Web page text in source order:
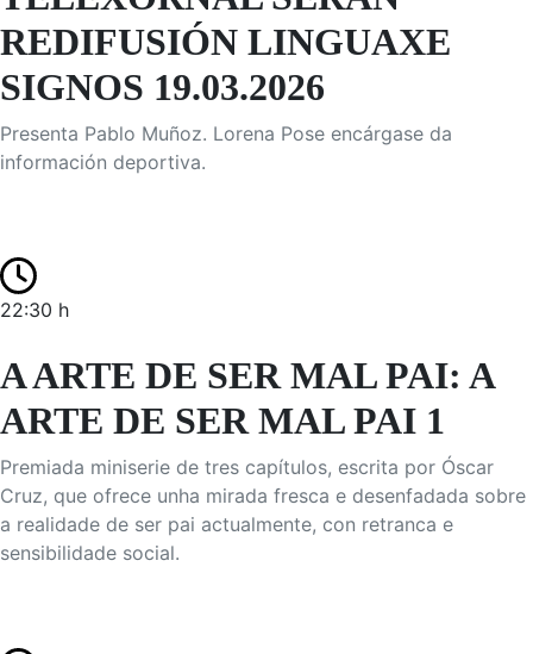
REDIFUSIÓN LINGUAXE
SIGNOS 19.03.2026
Presenta Pablo Muñoz. Lorena Pose encárgase da
información deportiva.
22:30 h
A ARTE DE SER MAL PAI: A
ARTE DE SER MAL PAI 1
Premiada miniserie de tres capítulos, escrita por Óscar
Cruz, que ofrece unha mirada fresca e desenfadada sobre
a realidade de ser pai actualmente, con retranca e
sensibilidade social.